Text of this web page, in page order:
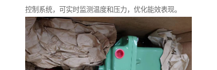
控制系统，可实时监测温度和压力，优化能效表现。